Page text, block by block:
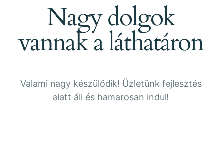
Nagy dolgok
vannak a láthatáron
Valami nagy készülődik! Üzletünk fejlesztés
alatt áll és hamarosan indul!